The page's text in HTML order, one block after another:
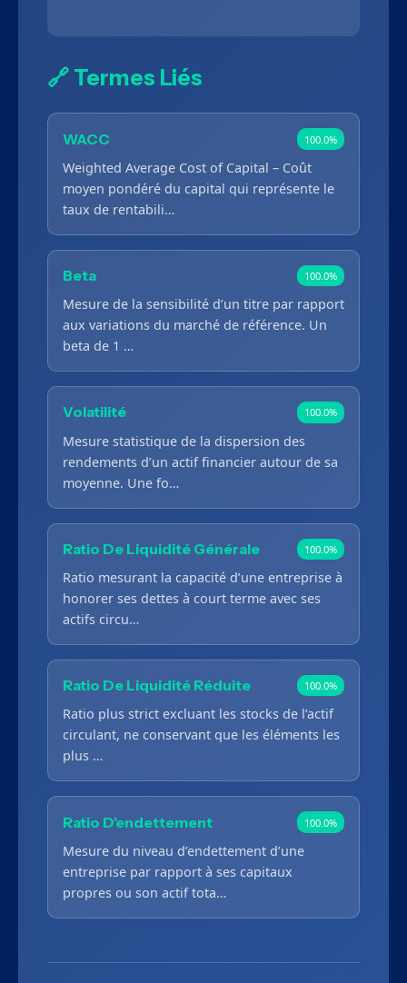
🔗 Termes Liés
WACC 100.0%
Weighted Average Cost of Capital – Coût
moyen pondéré du capital qui représente le
taux de rentabili…
Beta 100.0%
Mesure de la sensibilité d’un titre par rapport
aux variations du marché de référence. Un
beta de 1 …
Volatilité 100.0%
Mesure statistique de la dispersion des
rendements d’un actif financier autour de sa
moyenne. Une fo…
Ratio De Liquidité Générale 100.0%
Ratio mesurant la capacité d’une entreprise à
honorer ses dettes à court terme avec ses
actifs circu…
Ratio De Liquidité Réduite 100.0%
Ratio plus strict excluant les stocks de l’actif
circulant, ne conservant que les éléments les
plus …
Ratio D’endettement 100.0%
Mesure du niveau d’endettement d’une
entreprise par rapport à ses capitaux
propres ou son actif tota…